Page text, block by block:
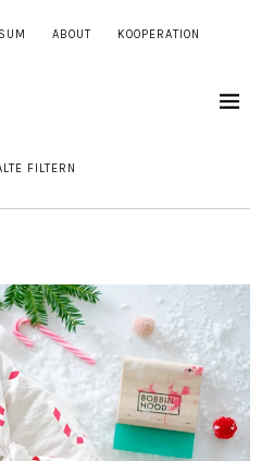
ABOUT KOOPERATION
FILTERN